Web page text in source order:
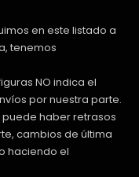
en este listado a
tenemos
NO indica el
por nuestra parte.
haber retrasos
cambios de última
haciendo el